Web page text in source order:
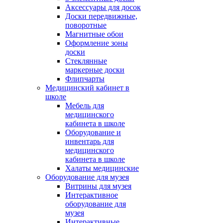
Аксессуары для досок
Доски передвижные,
поворотные
Магнитные обои
Оформление зоны
доски
Стеклянные
маркерные доски
Флипчарты
Медицинский кабинет в
школе
Мебель для
медицинского
кабинета в школе
Оборудование и
инвентарь для
медицинского
кабинета в школе
Халаты медицинские
Оборудование для музея
Витрины для музея
Интерактивное
оборудование для
музея